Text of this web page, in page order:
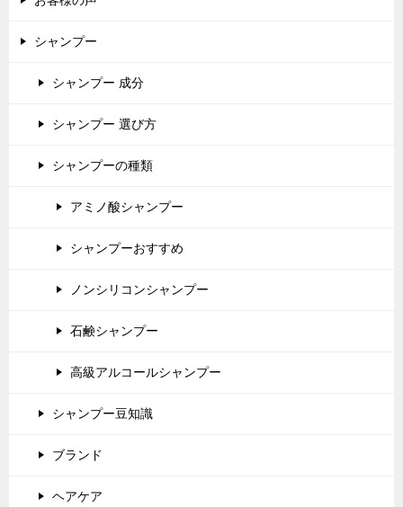
シャンプー
シャンプー 成分
シャンプー 選び方
シャンプーの種類
アミノ酸シャンプー
シャンプーおすすめ
ノンシリコンシャンプー
石鹸シャンプー
高級アルコールシャンプー
シャンプー豆知識
ブランド
ヘアケア